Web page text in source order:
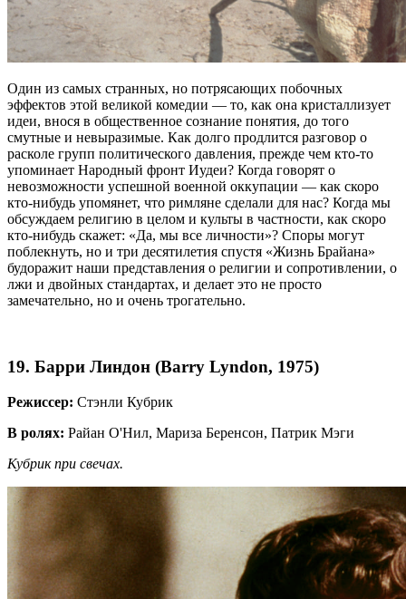
Один из самых странных, но потрясающих побочных
эффектов этой великой комедии — то, как она кристаллизует
идеи, внося в общественное сознание понятия, до того
смутные и невыразимые. Как долго продлится разговор о
расколе групп политического давления, прежде чем кто-то
упоминает Народный фронт Иудеи? Когда говорят о
невозможности успешной военной оккупации — как скоро
кто-нибудь упомянет, что римляне сделали для нас? Когда мы
обсуждаем религию в целом и культы в частности, как скоро
кто-нибудь скажет: «Да, мы все личности»? Споры могут
поблекнуть, но и три десятилетия спустя «Жизнь Брайана»
будоражит наши представления о религии и сопротивлении, о
лжи и двойных стандартах, и делает это не просто
замечательно, но и очень трогательно.
19. Барри Линдон (Barry Lyndon, 1975)
Режиссер: Стэнли Кубрик
В ролях: Райан О'Нил, Мариза Беренсон, Патрик Мэги
Кубрик при свечах.